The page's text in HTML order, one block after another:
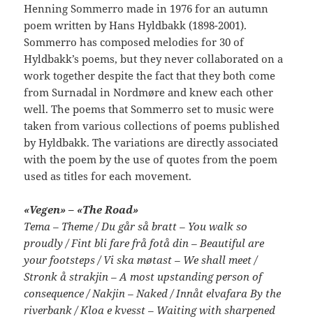
Henning Sommerro made in 1976 for an autumn
poem written by Hans Hyldbakk (1898-2001).
Sommerro has composed melodies for 30 of
Hyldbakk’s poems, but they never collaborated on a
work together despite the fact that they both come
from Surnadal in Nordmøre and knew each other
well. The poems that Sommerro set to music were
taken from various collections of poems published
by Hyldbakk. The variations are directly associated
with the poem by the use of quotes from the poem
used as titles for each movement.
«Vegen» – «The Road»
Tema – Theme / Du går så bratt – You walk so
proudly / Fint bli fare frå fotå din – Beautiful are
your footsteps / Vi ska møtast – We shall meet /
Stronk å strakjin – A most upstanding person of
consequence / Nakjin – Naked / Innåt elvafara By the
riverbank / Kloa e kvesst – Waiting with sharpened